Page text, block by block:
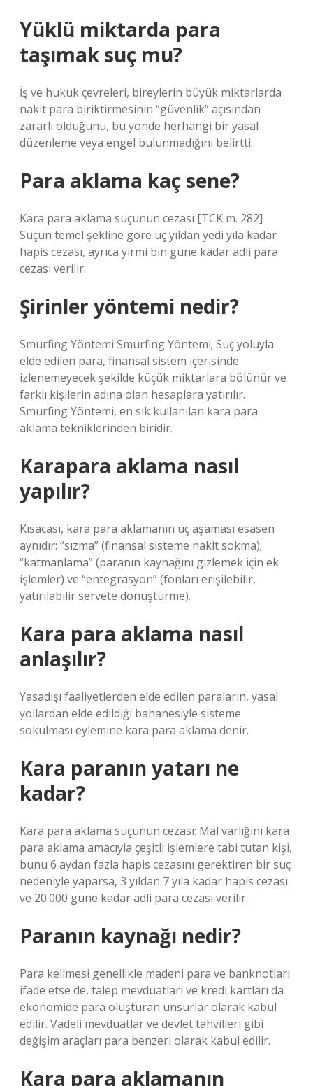
Yüklü miktarda para
taşımak suç mu?
İş ve hukuk çevreleri, bireylerin büyük miktarlarda
nakit para biriktirmesinin “güvenlik” açısından
zararlı olduğunu, bu yönde herhangi bir yasal
düzenleme veya engel bulunmadığını belirtti.
Para aklama kaç sene?
Kara para aklama suçunun cezası [TCK m. 282]
Suçun temel şekline göre üç yıldan yedi yıla kadar
hapis cezası, ayrıca yirmi bin güne kadar adli para
cezası verilir.
Şirinler yöntemi nedir?
Smurfing Yöntemi Smurfing Yöntemi; Suç yoluyla
elde edilen para, finansal sistem içerisinde
izlenemeyecek şekilde küçük miktarlara bölünür ve
farklı kişilerin adına olan hesaplara yatırılır.
Smurfing Yöntemi, en sık kullanılan kara para
aklama tekniklerinden biridir.
Karapara aklama nasıl
yapılır?
Kısacası, kara para aklamanın üç aşaması esasen
aynıdır: “sızma” (finansal sisteme nakit sokma);
“katmanlama” (paranın kaynağını gizlemek için ek
işlemler) ve “entegrasyon” (fonları erişilebilir,
yatırılabilir servete dönüştürme).
Kara para aklama nasıl
anlaşılır?
Yasadışı faaliyetlerden elde edilen paraların, yasal
yollardan elde edildiği bahanesiyle sisteme
sokulması eylemine kara para aklama denir.
Kara paranın yatarı ne
kadar?
Kara para aklama suçunun cezası: Mal varlığını kara
para aklama amacıyla çeşitli işlemlere tabi tutan kişi,
bunu 6 aydan fazla hapis cezasını gerektiren bir suç
nedeniyle yaparsa, 3 yıldan 7 yıla kadar hapis cezası
ve 20.000 güne kadar adli para cezası verilir.
Paranın kaynağı nedir?
Para kelimesi genellikle madeni para ve banknotları
ifade etse de, talep mevduatları ve kredi kartları da
ekonomide para oluşturan unsurlar olarak kabul
edilir. Vadeli mevduatlar ve devlet tahvilleri gibi
değişim araçları para benzeri olarak kabul edilir.
Kara para aklamanın